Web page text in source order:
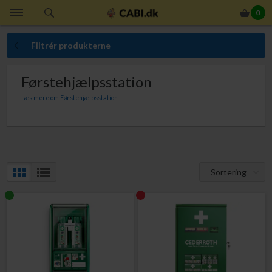
0
Filtrér produkterne
Førstehjælpsstation
Læs mere om Førstehjælpsstation
Sortering